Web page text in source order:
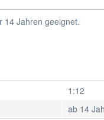
14 Jahren geeignet.
1:12
ab 14